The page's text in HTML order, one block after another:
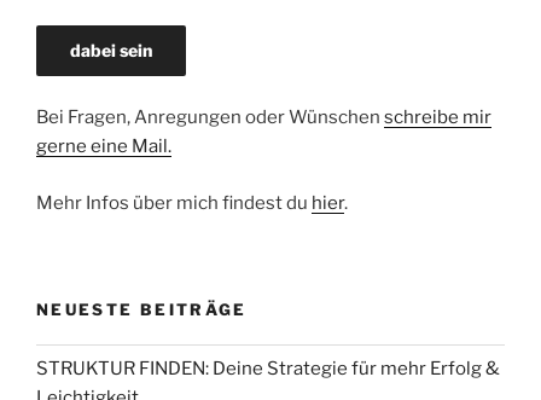
Bei Fragen, Anregungen oder Wünschen schreibe mir
gerne eine Mail.
Mehr Infos über mich findest du hier.
NEUESTE BEITRÄGE
STRUKTUR FINDEN: Deine Strategie für mehr Erfolg &